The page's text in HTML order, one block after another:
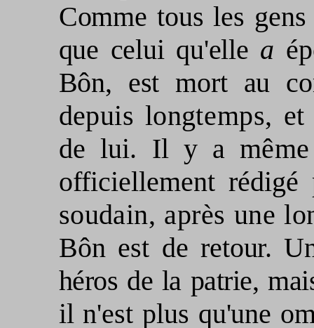
Comme tous les
que celui qu'elle a
Bôn, est mort au
depuis long­temps,
de lui. Il y a
officiellement rédigé
soudain, après une
Bôn est deretour.
héros de la patrie,
il n'est plus qu'une